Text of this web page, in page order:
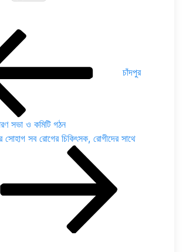
চাঁদপুর
সভা ও কমিটি গঠন
সোহাগ সব রোগের চিকিৎসক, রোগীদের সাথে